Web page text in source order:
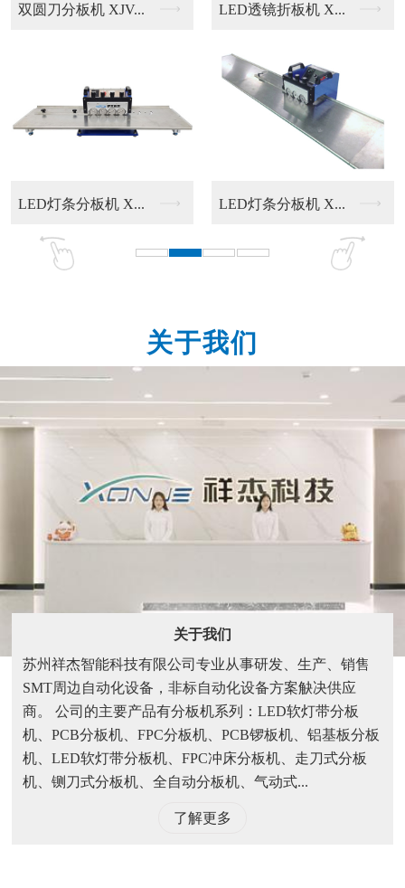
LED透镜折板机 X...
LED灯条分板机 X...
墨盒芯片焊接机 XJ...
塑胶热铆机 XJPM...
关于我们
关于我们
苏州祥杰智能科技有限公司专业从事研发、生产、销售
SMT周边自动化设备，非标自动化设备方案觖决供应
商。 公司的主要产品有分板机系列：LED软灯带分板
机、PCB分板机、FPC分板机、PCB锣板机、铝基板分板
机、LED软灯带分板机、FPC冲床分板机、走刀式分板
机、铡刀式分板机、全自动分板机、气动式...
了解更多